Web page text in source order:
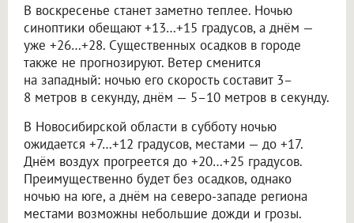
В воскресенье станет заметно теплее. Ночью
синоптики обещают +13…+15 градусов, а днём —
уже +26…+28. Существенных осадков в городе
также не прогнозируют. Ветер сменится
на западный: ночью его скорость составит 3–
8 метров в секунду, днём — 5–10 метров в секунду.
В Новосибирской области в субботу ночью
ожидается +7…+12 градусов, местами — до +17.
Днём воздух прогреется до +20…+25 градусов.
Преимущественно будет без осадков, однако
ночью на юге, а днём на северо-западе региона
местами возможны небольшие дожди и грозы.